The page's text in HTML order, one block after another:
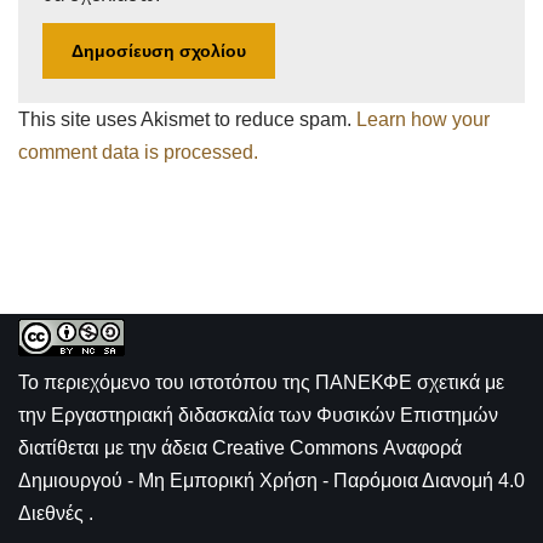
This site uses Akismet to reduce spam. Learn how your
comment data is processed.
Το περιεχόμενο του ιστοτόπου της ΠΑΝΕΚΦΕ σχετικά με
την Εργαστηριακή διδασκαλία των Φυσικών Επιστημών
διατίθεται με την άδεια Creative Commons Αναφορά
Δημιουργού - Μη Εμπορική Χρήση - Παρόμοια Διανομή 4.0
Διεθνές .